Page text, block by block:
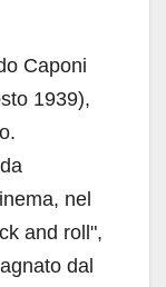
Caponi
1939),
nel
and roll",
dal